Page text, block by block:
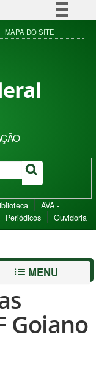
à informação
MAPA DO SITE
AVA -
Periódicos Ouvidoria
MENU
Goiano